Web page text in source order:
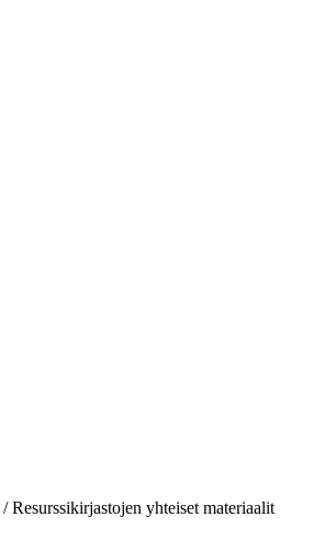
/Resurssikirjastojen yhteiset materiaalit